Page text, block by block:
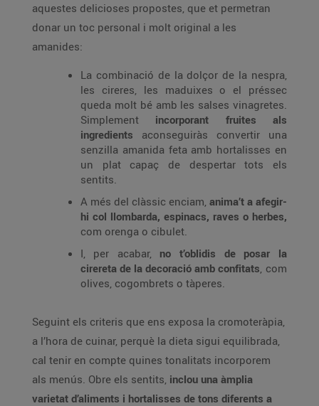
aquestes delicioses propostes, que et permetran
donar un toc personal i molt original a les
amanides:
La combinació de la dolçor de la nespra,
les cireres, les maduixes o el préssec
queda molt bé amb les salses vinagretes.
Simplement incorporant fruites als
ingredients aconseguiràs convertir una
senzilla amanida feta amb hortalisses en
un plat capaç de despertar tots els
sentits.
A més del clàssic enciam, anima’t a afegir-
hi col llombarda, espinacs, raves o herbes,
com orenga o cibulet.
I, per acabar, no t’oblidis de posar la
cirereta de la decoració amb confitats, com
olives, cogombrets o tàperes.
Seguint els criteris que ens exposa la cromoteràpia,
a l’hora de cuinar, perquè la dieta sigui equilibrada,
cal tenir en compte quines tonalitats incorporem
als menús. Obre els sentits, inclou una àmplia
varietat d’aliments i hortalisses de tons diferents a